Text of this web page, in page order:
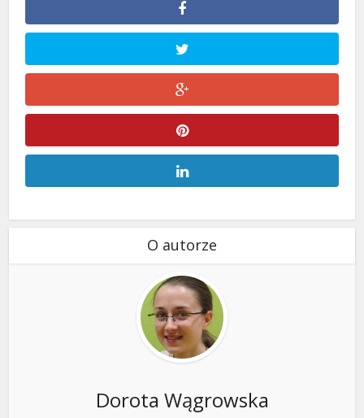
O autorze
Dorota Wągrowska